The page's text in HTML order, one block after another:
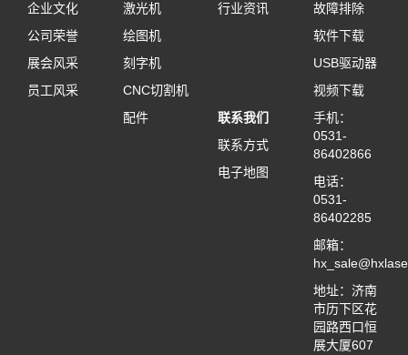
企业文化
公司荣誉
展会风采
员工风采
激光机
绘图机
刻字机
CNC切割机
配件
行业资讯
故障排除
软件下载
USB驱动器
视频下载
联系我们
联系方式
电子地图
手机：
0531-
86402866
电话：
0531-
86402285
邮箱：
地址：济南
市历下区花
园路西口恒
展大厦607